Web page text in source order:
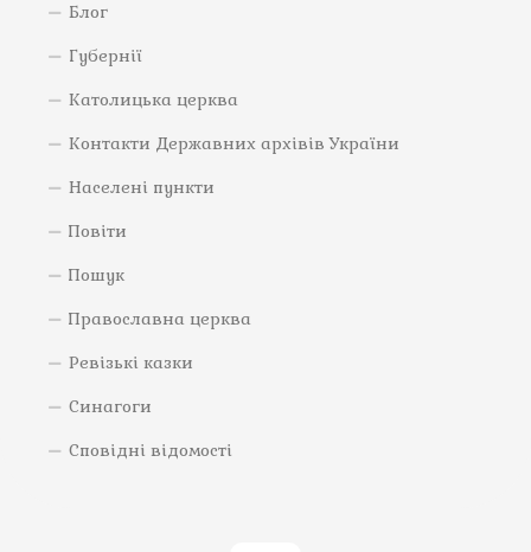
Блог
Губернії
Католицька церква
Контакти Державних архівів України
Населені пункти
Повіти
Пошук
Православна церква
Ревізькі казки
Синагоги
Сповідні відомості